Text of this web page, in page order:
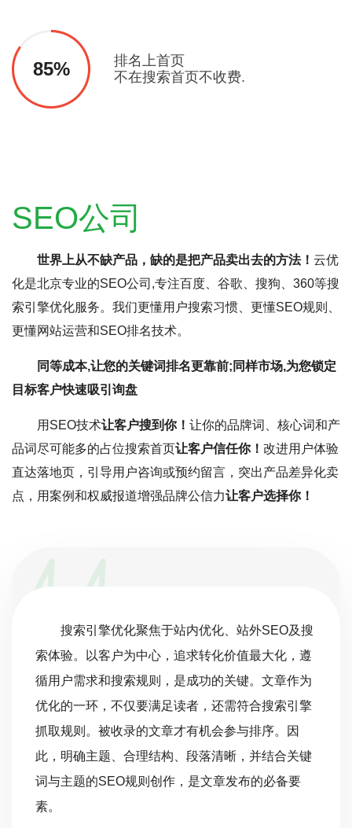
85%
排名上首页
不在搜索首页不收费.
SEO公司
世界上从不缺产品，缺的是把产品卖出去的方法！ 云优
化是北京专业的SEO公司,专注百度、谷歌、搜狗、360等搜
索引擎优化服务。我们更懂用户搜索习惯、更懂SEO规则、
更懂网站运营和SEO排名技术。
同等成本,让您的关键词排名更靠前;同样市场,为您锁定
目标客户快速吸引询盘
用SEO技术让客户搜到你！ 让你的品牌词、核心词和产
品词尽可能多的占位搜索首页让客户信任你！ 改进用户体验
直达落地页，引导用户咨询或预约留言，突出产品差异化卖
点，用案例和权威报道增强品牌公信力让客户选择你！
搜索引擎优化聚焦于站内优化、站外SEO及搜
索体验。以客户为中心，追求转化价值最大化，遵
循用户需求和搜索规则，是成功的关键。文章作为
优化的一环，不仅要满足读者，还需符合搜索引擎
抓取规则。被收录的文章才有机会参与排序。因
此，明确主题、合理结构、段落清晰，并结合关键
词与主题的SEO规则创作，是文章发布的必备要
素。